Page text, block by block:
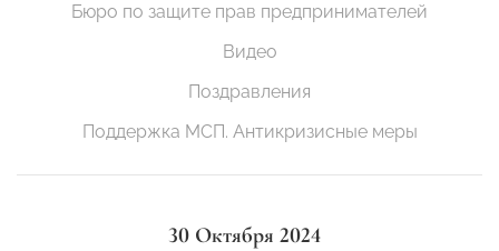
Бюро по защите прав предпринимателей
Видео
Поздравления
Поддержка МСП. Антикризисные меры
30 Октября 2024